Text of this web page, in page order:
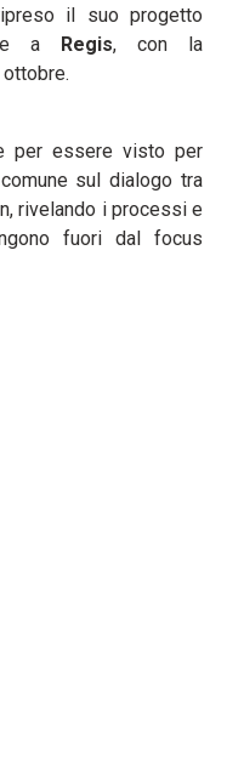
il suo progetto
a Regis, con la
per essere visto per
sul dialogo tra
rivelando i processi e
fuori dal focus